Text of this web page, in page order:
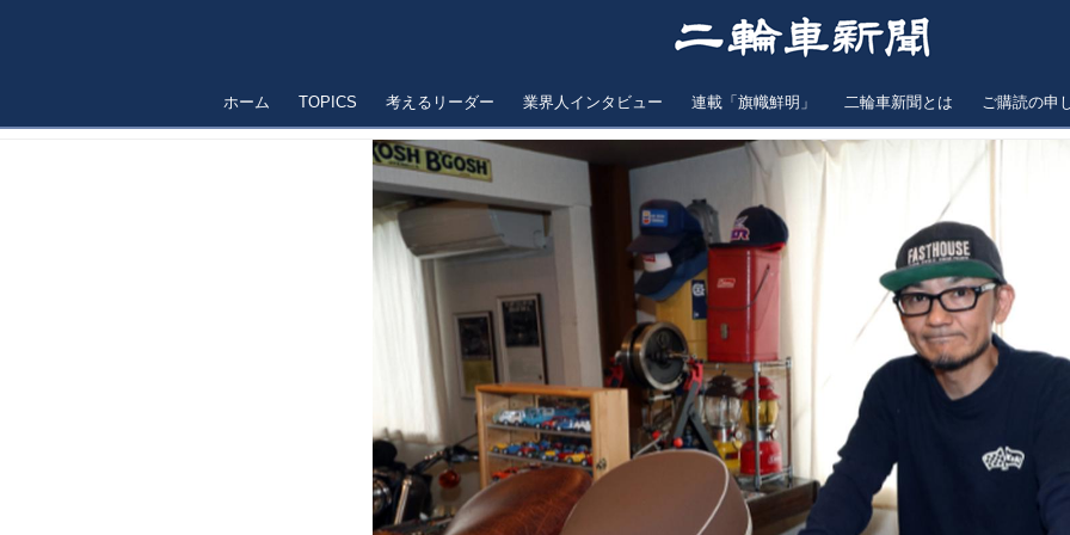
ホーム TOPICS 考えるリーダー 業界人インタビュー 連載「旗幟鮮明」 二輪車新聞とは ご購読の申